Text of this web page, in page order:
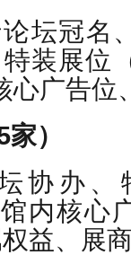
坛冠名
装展位
心广告位
）
协办、
内核心
益、展